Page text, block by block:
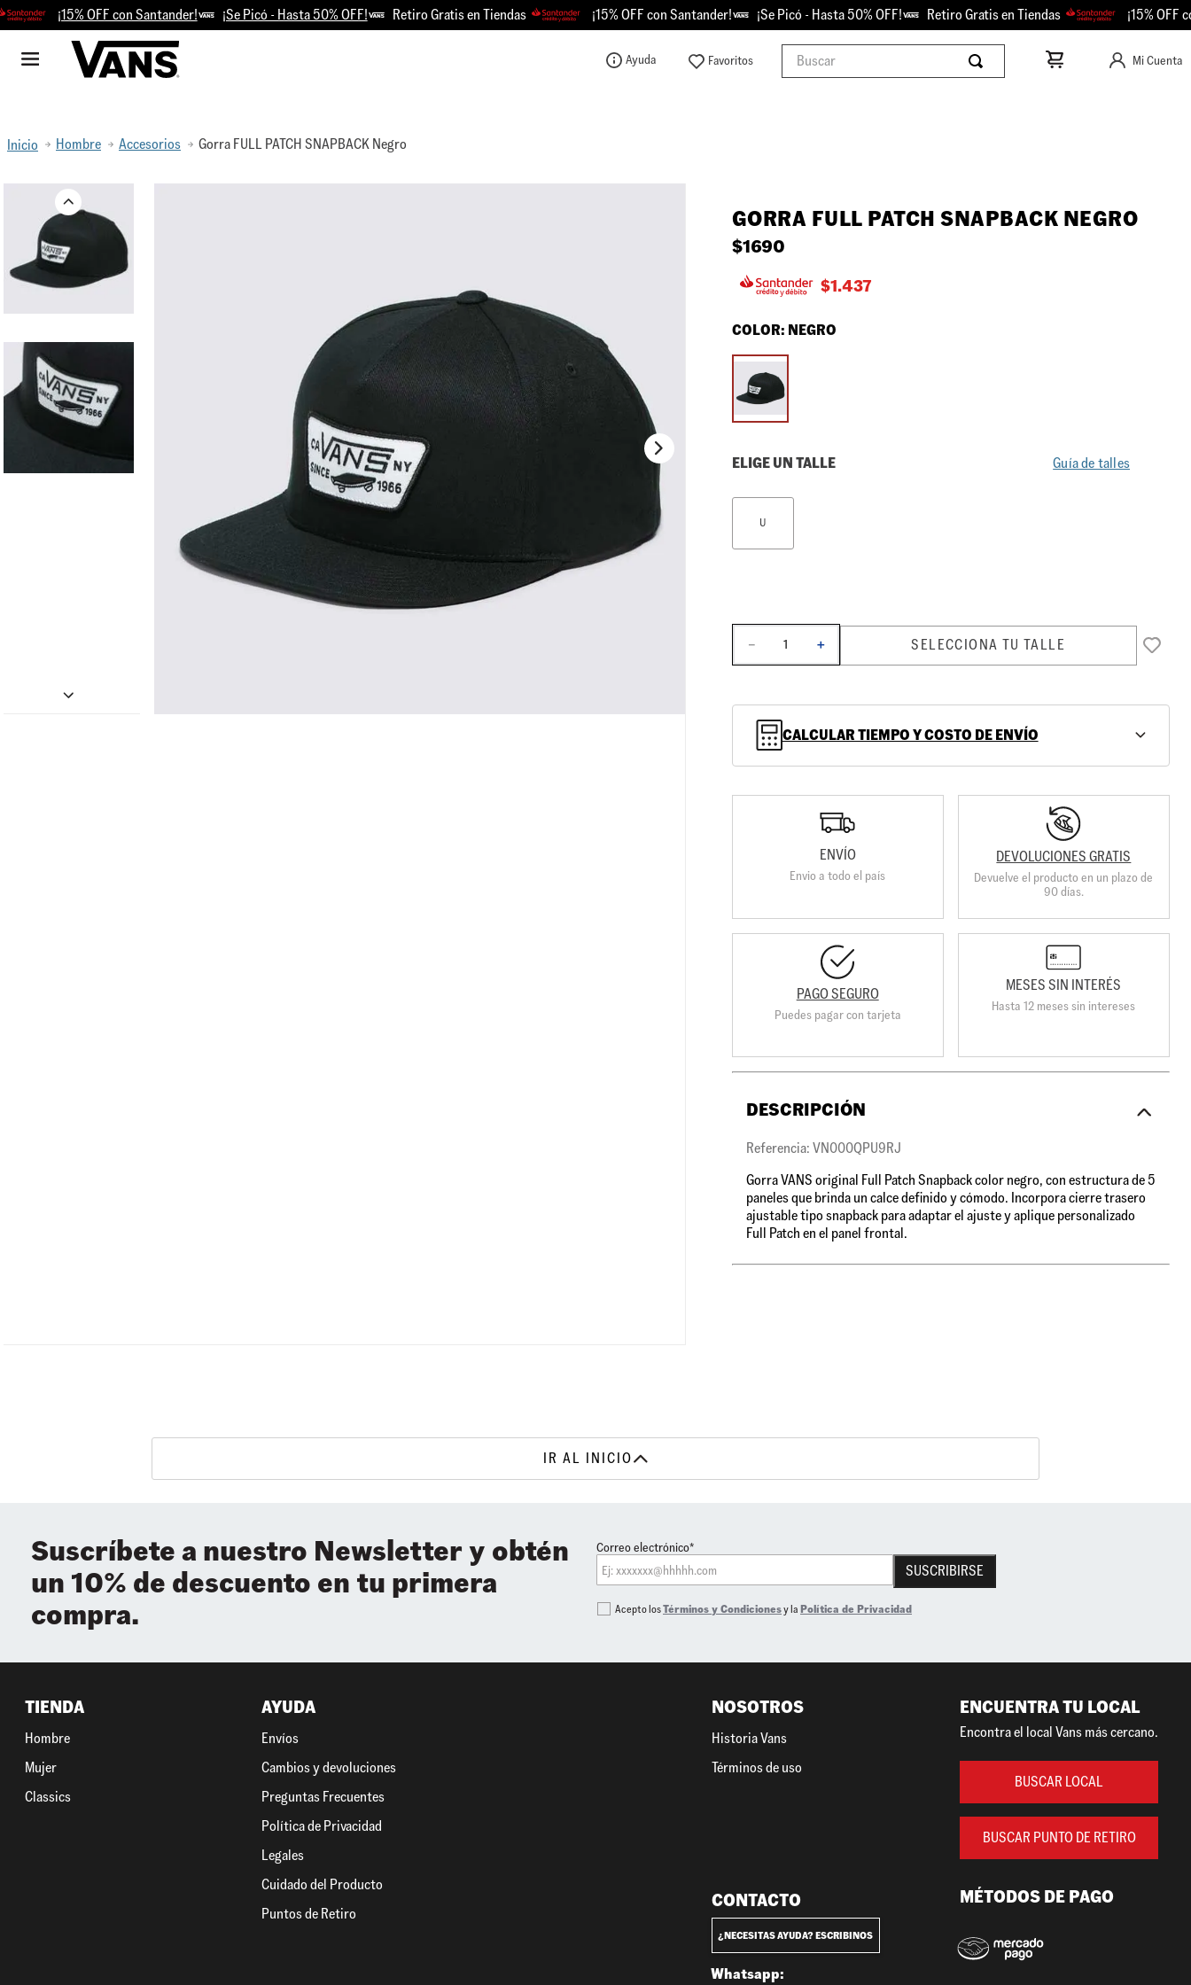
¡15% OFF con Santander! ¡Se Picó - Hasta 50% OFF! Retiro Gratis en Tiendas ¡15% OFF con Santander! ¡Se Picó - Hasta 50% OFF! Retiro Gratis en Tiendas ¡15% OFF con
Ayuda Buscar
Mi Cuenta
Hombre Accesorios Gorra FULL PATCH SNAPBACK Negro
GORRA FULL PATCH SNAPBACK NEGRO
$1690
$1.437
COLOR: NEGRO
ELIGE UN TALLE Guía de talles
U
＋
－ SELECCIONA TU TALLE
CALCULAR TIEMPO Y COSTO DE ENVÍO
ENVÍO
Envio a todo el país
DEVOLUCIONES GRATIS
Devuelve el producto en un plazo de
90 días.
PAGO SEGURO
Puedes pagar con tarjeta
MESES SIN INTERÉS
Hasta 12 meses sin intereses
DESCRIPCIÓN
Referencia: VN000QPU9RJ
Gorra VANS original Full Patch Snapback color negro, con estructura de 5
paneles que brinda un calce definido y cómodo. Incorpora cierre trasero
ajustable tipo snapback para adaptar el ajuste y aplique personalizado
Full Patch en el panel frontal.
IR AL INICIO
Suscríbete a nuestro Newsletter y obtén
un 10% de descuento en tu primera
compra.
Correo electrónico*
SUSCRIBIRSE
Acepto losTérminos y Condicionesy la Política de Privacidad
TIENDA
Hombre
Mujer
Classics
AYUDA
Envíos
Cambios y devoluciones
Preguntas Frecuentes
Política de Privacidad
Legales
Cuidado del Producto
Puntos de Retiro
NOSOTROS
Historia Vans
Términos de uso
ENCUENTRA TU LOCAL
Encontra el local Vans más cercano.
BUSCAR LOCAL
BUSCAR PUNTO DE RETIRO
CONTACTO
¿NECESITAS AYUDA? ESCRIBINOS
Whatsapp:
MÉTODOS DE PAGO
3.
sk8-hi
7.
authentic
9 .
vans hylane
loafers